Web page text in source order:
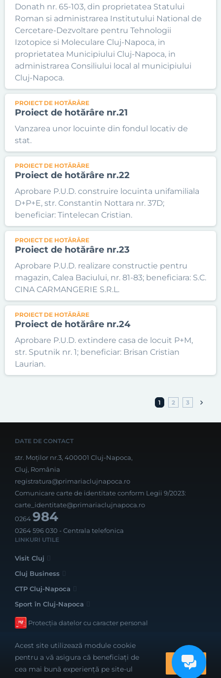
Donath nr. 65-103, din proprietatea Statului
Roman si administrarea Institutului National de
Cercetare-Dezvoltare pentru Tehnologii
Izotopice si Moleculare Cluj-Napoca, in
proprietatea Municipiului Cluj-Napoca, in
administrarea Consiliului local al municipiului
Cluj-Napoca.
PROIECT DE HOTĂRÂRE
Proiect de hotărâre nr.21
Vanzarea unor locuinte din fondul locativ de
stat.
PROIECT DE HOTĂRÂRE
Proiect de hotărâre nr.22
Aprobare P.U.D. construire locuinta unifamiliala
D+P+E, str. Constantin Nottara nr. 37D;
beneficiar: Tintelecan Cristian.
PROIECT DE HOTĂRÂRE
Proiect de hotărâre nr.23
Aprobare P.U.D. realizare constructie pentru
magazin, Calea Baciului, nr. 81-83; beneficiara: S.C.
CINA CARMANGERIE S.R.L.
PROIECT DE HOTĂRÂRE
Proiect de hotărâre nr.24
Aprobare P.U.D. extindere casa de locuit P+M,
str. Sputnik nr. 1; beneficiar: Brisan Cristian
Laurian.
1 2 3
DATE DE CONTACT
str. Moților nr.3, 400001 Cluj-Napoca,
Cluj, România
registratura@primariaclujnapoca.ro
Comunicare carte de identitate conform Legii 9/2023:
carte_identitate@primariaclujnapoca.ro
0264984
0264 596 030 - Centrala telefonica
LINKURI UTILE
Visit Cluj
Cluj Business
CTP Cluj-Napoca
Sport în Cluj-Napoca
Protecția datelor cu caracter personal
Realizat cu bune intenții de către
Acest site utilizează module cookie
pentru a vă asigura că beneficiați de
cea mai bună experiență pe site-ul
OK